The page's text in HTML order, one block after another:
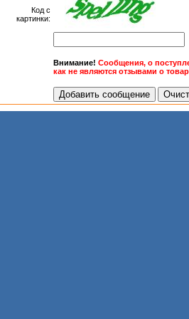
Код с
картинки:
Внимание! Сообщения, о
как не являются отзывами о